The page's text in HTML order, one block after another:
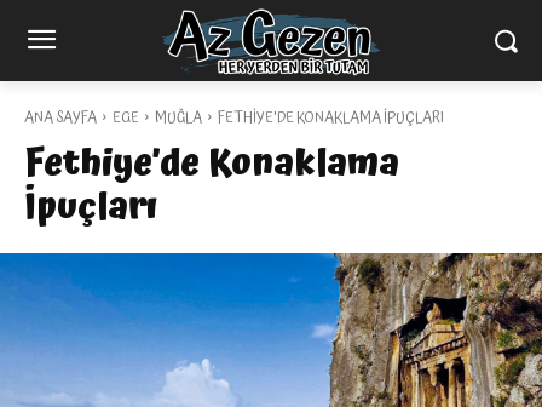
ANA SAYFA EGE MUĞLA FETHIYE'DE KONAKLAMA İPUÇLARI
Fethiye’de Konaklama
İpuçları